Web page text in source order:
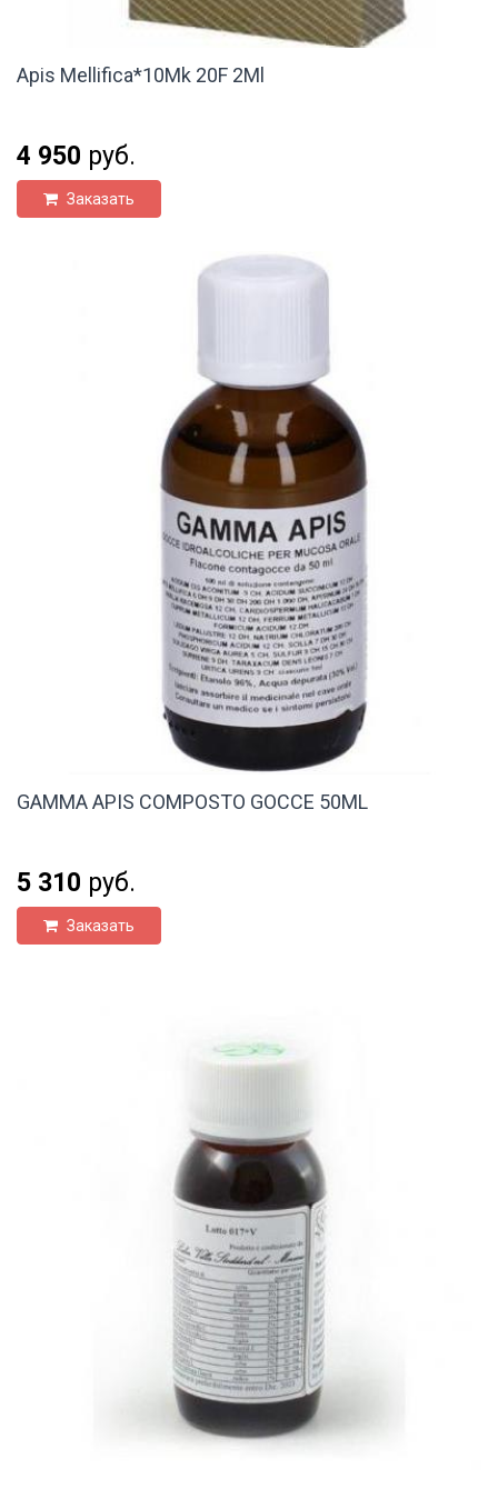
Apis Mellifica*10Mk 20F 2Ml
4 950 руб.
Заказать
GAMMA APIS COMPOSTO GOCCE 50ML
5 310 руб.
Заказать